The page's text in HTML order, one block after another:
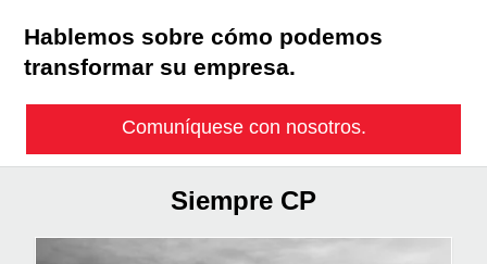
Hablemos sobre cómo podemos
transformar su empresa.
Comuníquese con nosotros.
Siempre CP